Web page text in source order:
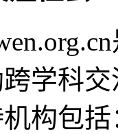
学科
构包